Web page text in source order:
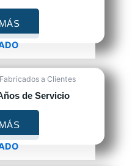
a Clientes
de Servicio